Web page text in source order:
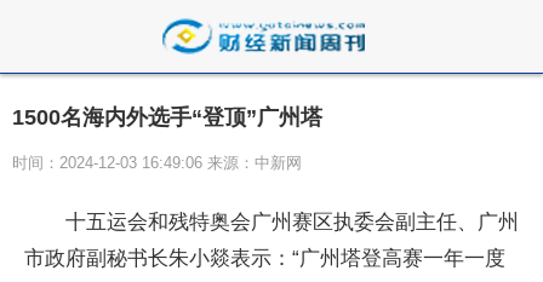
1500名海内外选手“登顶”广州塔
时间：2024-12-03 16:49:06 来源：中新网
十五运会和残特奥会广州赛区执委会副主任、广州
市政府副秘书长朱小燚表示：“广州塔登高赛一年一度